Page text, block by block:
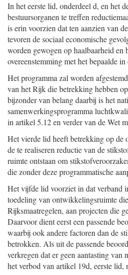
In het eerste lid, onderdeel d, en het
bestuursorganen te treffen
is erin voorzien dat ten aanzien van
tevoren de sociaal economische
worden gewogen op haalbaarheid en
overeenstemming met het bepaalde
Het programma zal worden
van het Rijk die betrekking hebben
bijzonder van belang daarbij is het
samenwerkingsprogramma
in artikel 5.12 en verder van de Wet
Het vierde lid heeft betrekking op
de te realiseren reductie van de
ruimte ontstaan om
die zonder deze programmatische
Het vijfde lid voorziet in dat verband
toedeling van ontwikkelingsruimte
Rijksmaatregelen, aan projecten die
Daarvoor dient eerst een passende
waarbij ook andere factoren dan de
betrokken. Als uit de passende
verkregen dat er geen aantasting van
het verbod van artikel 19d, eerste lid,